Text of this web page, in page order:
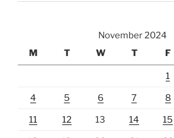
November 2024
M
T W T F
1
4 5 6 7 8
11 12 13 14 15